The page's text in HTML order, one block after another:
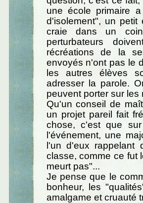
une école primaire
d'isolement", un
craie dans un
perturbateurs
récréations de la
envoyés n'ont pas le
les autres élèves
adresser la parole.
peuvent porter sur
Qu'un conseil de
un projet pareil fait
chose, c'est que
l'événement, une
l'un d'eux rappelant
classe, comme ce fut
meurt pas"...
Je pense que le
bonheur, les
amalgame et cruauté